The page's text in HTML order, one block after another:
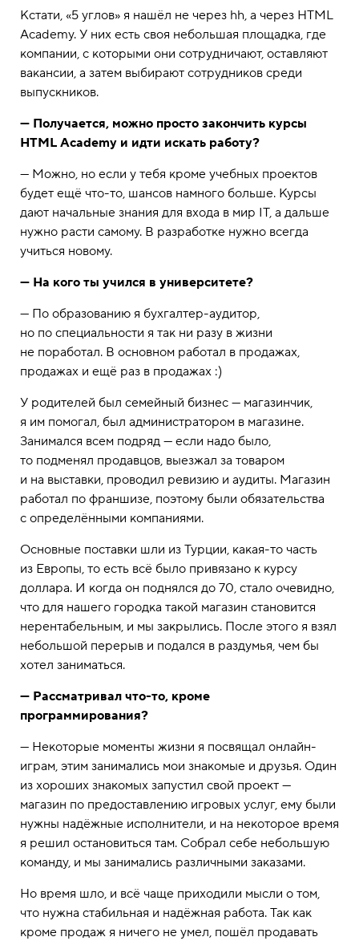
Кстати, «5 углов» я нашёл не через hh, а через HTML
Academy. У них есть своя небольшая площадка, где
компании, с которыми они сотрудничают, оставляют
вакансии, а затем выбирают сотрудников среди
выпускников.
— Получается, можно просто закончить курсы
HTML Academy и идти искать работу?
— Можно, но если у тебя кроме учебных проектов
будет ещё что-то, шансов намного больше. Курсы
дают начальные знания для входа в мир IT, а дальше
нужно расти самому. В разработке нужно всегда
учиться новому.
— На кого ты учился в университете?
— По образованию я бухгалтер-аудитор,
но по специальности я так ни разу в жизни
не поработал. В основном работал в продажах,
продажах и ещё раз в продажах :)
У родителей был семейный бизнес — магазинчик,
я им помогал, был администратором в магазине.
Занимался всем подряд — если надо было,
то подменял продавцов, выезжал за товаром
и на выставки, проводил ревизию и аудиты. Магазин
работал по франшизе, поэтому были обязательства
с определёнными компаниями.
Основные поставки шли из Турции, какая-то часть
из Европы, то есть всё было привязано к курсу
доллара. И когда он поднялся до 70, стало очевидно,
что для нашего городка такой магазин становится
нерентабельным, и мы закрылись. После этого я взял
небольшой перерыв и подался в раздумья, чем бы
хотел заниматься.
— Рассматривал что-то, кроме
программирования?
— Некоторые моменты жизни я посвящал онлайн-
играм, этим занимались мои знакомые и друзья. Один
из хороших знакомых запустил свой проект —
магазин по предоставлению игровых услуг, ему были
нужны надёжные исполнители, и на некоторое время
я решил остановиться там. Собрал себе небольшую
команду, и мы занимались различными заказами.
Но время шло, и всё чаще приходили мысли о том,
что нужна стабильная и надёжная работа. Так как
кроме продаж я ничего не умел, пошёл продавать